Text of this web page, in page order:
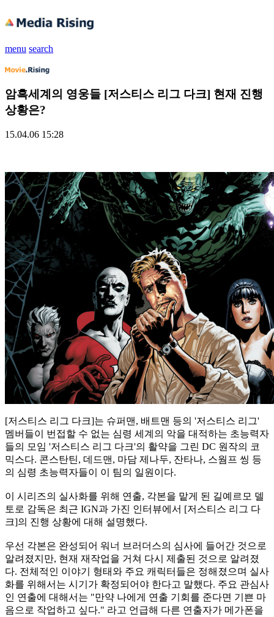
menu search
암흑세계의 영웅들 [저스티스 리그 다크] 현재 진행
상황은?
15.04.06 15:28
[저스티스 리그 다크]는 슈퍼맨, 배트맨 등의 '저스티스 리그'
멤버들이 번접할 수 없는 심령 세계의 악을 대적하는 초능력자
들의 모임 '저스티스 리그 다크'의 활약을 그린 DC 원작의 코
믹스다. 콘스탄틴, 데드맨, 마담 제나두, 잔타나, 스웜프 씽 등
의 심령 초능력자들이 이 팀의 일원이 다.
이 시리즈의 실사화를 위해 연출, 각본을 맡게 된 길예르모 델
토로 감독은 최근 IGN과 가진 인터뷰에서 [저스티스 리그 다
크]의 진행 상황에 대해 설명했다.
우선 각본은 완성되어 워너 브러더스의 심사에 들어간 것으로
알려졌지만, 현재 재작업을 거쳐 다시 제출된 것으로 알려졌
다. 전체적인 이야기 형태와 주요 캐릭터들은 정해졌으며 실사
화를 위해서는 시기가 확정되어야 한다고 말했다. 주요 관심사
인 연출에 대해서는 "만약 나에게 연출 기회를 준다면 기쁜 마
음으로 작업하고 싶다." 라고 언급해 다른 연출자가 메가폰을